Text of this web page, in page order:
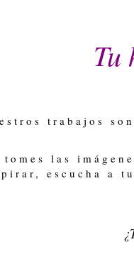
Tu
trabajos
tomes las
escucha a